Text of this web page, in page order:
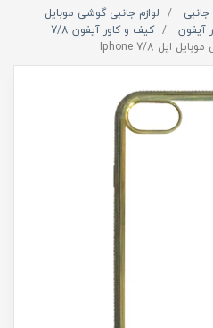
لوازم جانبی گوشی موبایل
آیفون
کیف و کاور آیفون 7/8